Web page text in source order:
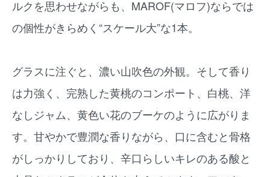
ルクを思わせながらも、MAROF(マロフ)ならでは
の個性がきらめく“スケール大”な1本。
グラスに注ぐと、濃い山吹色の外観。そして香り
は力強く、完熟した黄桃のコンポート、白桃、洋
なしジャム、黄色い花のブーケのように広がりま
す。甘やかで豊潤な香りながら、口に含むと骨格
がしっかりしており、辛口らしいキレのある酸と